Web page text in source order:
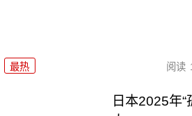
最热 阅读
日本2025年